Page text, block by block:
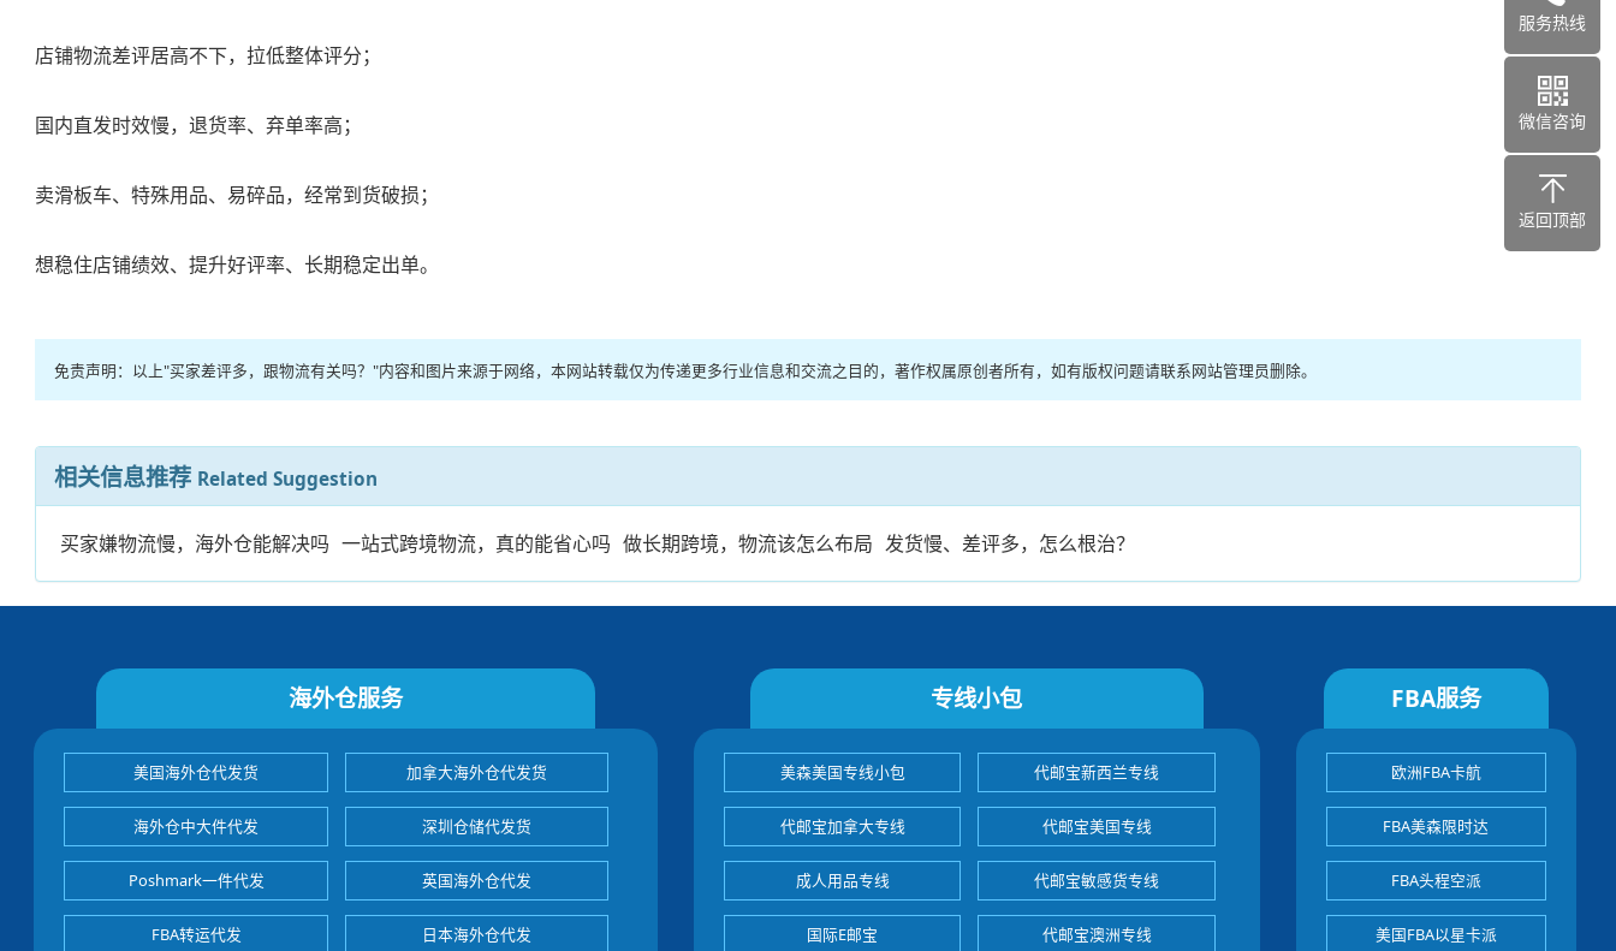
店铺物流差评居高不下，拉低整体评分；
国内直发时效慢，退货率、弃单率高；
卖滑板车、特殊用品、易碎品，经常到货破损；
想稳住店铺绩效、提升好评率、长期稳定出单。
免责声明：以上"买家差评多，跟物流有关吗？"内容和图片来源于网络，本网站转载仅为传递更多行业信息和交流之目的，著作权属原创者所有，如有版权问题请联系网站管理员删除。
相关信息推荐 Related Suggestion
买家嫌物流慢，海外仓能解决吗 一站式跨境物流，真的能省心吗 做长期跨境，物流该怎么布局 发货慢、差评多，怎么根治？
海外仓服务
美国海外仓代发货 加拿大海外仓代发货
海外仓中大件代发 深圳仓储代发货
Poshmark一件代发 英国海外仓代发
FBA转运代发 日本海外仓代发
专线小包
美森美国专线小包 代邮宝新西兰专线
代邮宝加拿大专线 代邮宝美国专线
成人用品专线 代邮宝敏感货专线
国际E邮宝 代邮宝澳洲专线
FBA服务
欧洲FBA卡航
FBA美森限时达
FBA头程空派
美国FBA以星卡派
服务热线
微信咨询
返回顶部